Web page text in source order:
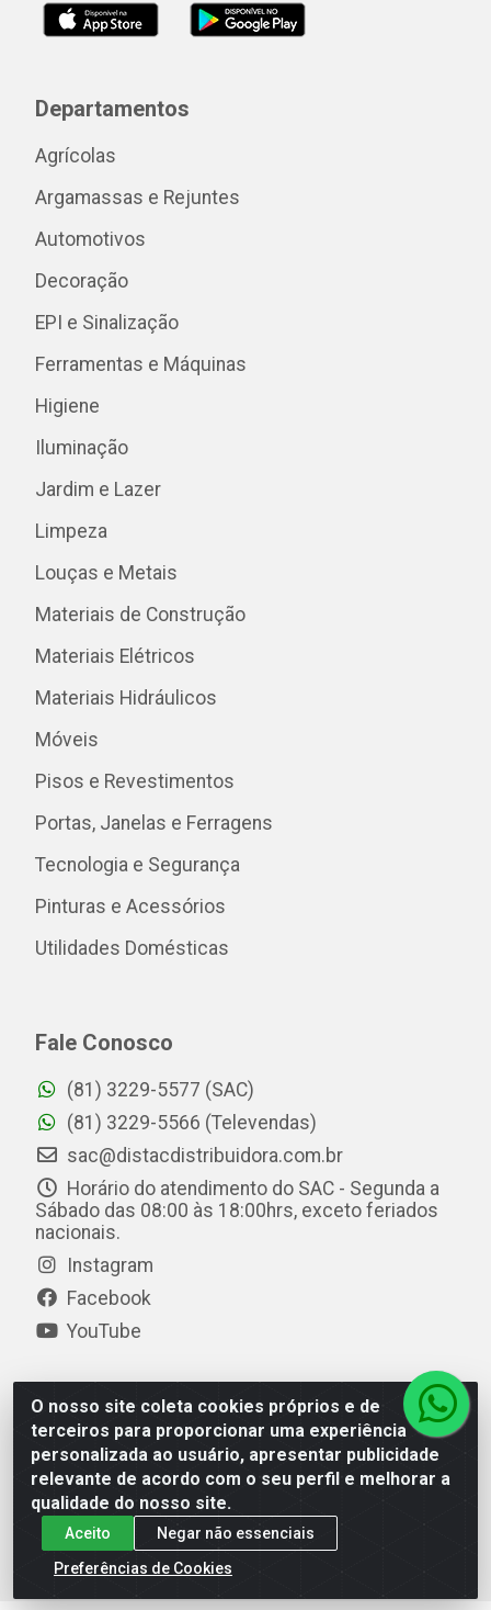
O nosso site coleta cookies próprios e de
terceiros para proporcionar uma experiência
personalizada ao usuário, apresentar publicidade
relevante de acordo com o seu perfil e melhorar a
qualidade do nosso site.
Aceito
Negar não essenciais
Preferências de Cookies
Departamentos
Agrícolas
Argamassas e Rejuntes
Automotivos
Decoração
EPI e Sinalização
Ferramentas e Máquinas
Higiene
Iluminação
Jardim e Lazer
Limpeza
Louças e Metais
Materiais de Construção
Materiais Elétricos
Materiais Hidráulicos
Móveis
Pisos e Revestimentos
Portas, Janelas e Ferragens
Tecnologia e Segurança
Pinturas e Acessórios
Utilidades Domésticas
Fale Conosco
(81) 3229-5577 (SAC)
(81) 3229-5566 (Televendas)
sac@distacdistribuidora.com.br
Horário do atendimento do SAC - Segunda a
Sábado das 08:00 às 18:00hrs, exceto feriados
nacionais.
Instagram
Facebook
YouTube
Distac Distribuidora - Av. Durval de Góes Monteiro, 7049
- Jardim Petrópolis - Maceió/AL - CEP 57061-000 - CNPJ
08.072.649/0001-20